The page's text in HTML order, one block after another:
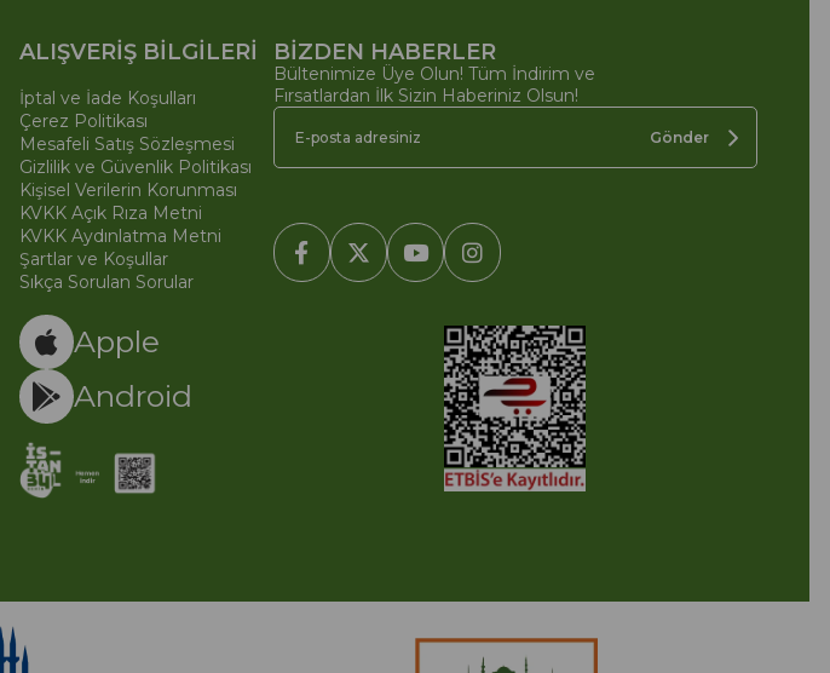
ALIŞVERİŞ BİLGİLERİ
İptal ve İade Koşulları
Çerez Politikası
Mesafeli Satış Sözleşmesi
Gizlilik ve Güvenlik Politikası
Kişisel Verilerin Korunması
KVKK Açık Rıza Metni
KVKK Aydınlatma Metni
Şartlar ve Koşullar
Sıkça Sorulan Sorular
Apple
Android
BİZDEN HABERLER
Bültenimize Üye Olun! Tüm İndirim ve
Fırsatlardan İlk Sizin Haberiniz Olsun!
Gönder